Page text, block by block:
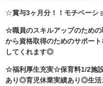
☆賞与3ヶ月分！！モチベーシ
☆職員のスキルアップのため
から資格取得のためのサポー
してくれます◎
☆福利厚生充実☆保育料1/2施
あり◎育児休業実績あり◎生活